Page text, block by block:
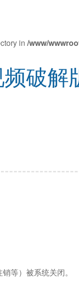
in /www/
破解
等）被系统关闭。